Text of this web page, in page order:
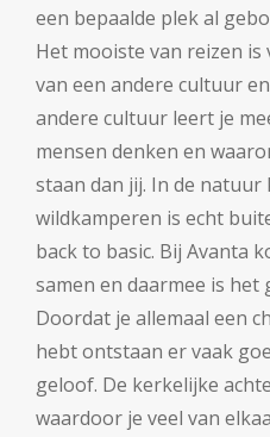
een bepaalde plek al
Het mooiste van reizen
van een andere cultuur
andere cultuur leert je
mensen denken en
staan dan jij. In de
wildkamperen is echt
back to basic. Bij Avanta
samen en daarmee is het
Doordat je allemaal een
hebt ontstaan er vaak
geloof. De kerkelijke
waardoor je veel van